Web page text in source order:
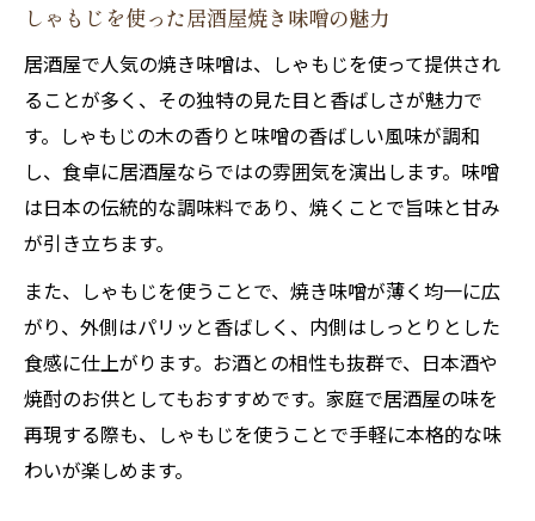
しゃもじを使った居酒屋焼き味噌の魅力
居酒屋で人気の焼き味噌は、しゃもじを使って提供され
ることが多く、その独特の見た目と香ばしさが魅力で
す。しゃもじの木の香りと味噌の香ばしい風味が調和
し、食卓に居酒屋ならではの雰囲気を演出します。味噌
は日本の伝統的な調味料であり、焼くことで旨味と甘み
が引き立ちます。
また、しゃもじを使うことで、焼き味噌が薄く均一に広
がり、外側はパリッと香ばしく、内側はしっとりとした
食感に仕上がります。お酒との相性も抜群で、日本酒や
焼酎のお供としてもおすすめです。家庭で居酒屋の味を
再現する際も、しゃもじを使うことで手軽に本格的な味
わいが楽しめます。